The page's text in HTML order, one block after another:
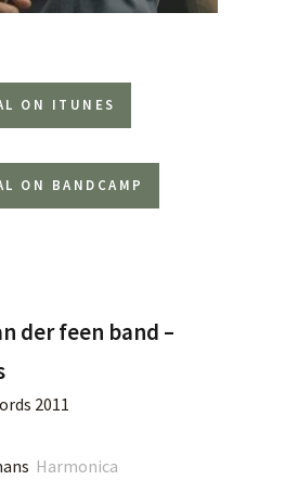
ON ITUNES
ON BANDCAMP
der feen band –
2011
Harmonica